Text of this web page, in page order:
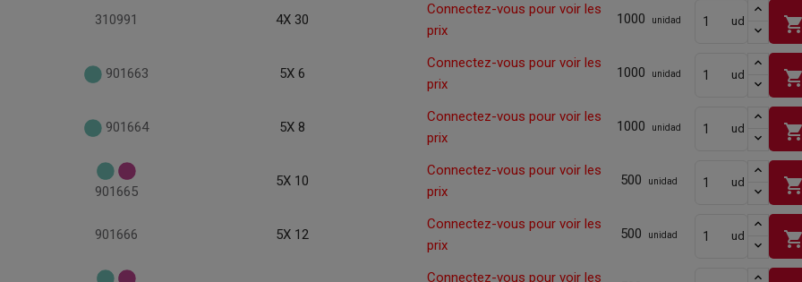
310991 4X 30
Connectez-vous pour voir les
prix
1000 unidad ud shopping_cart
901663 5X 6
Connectez-vous pour voir les
prix
1000 unidad ud shopping_cart
901664 5X 8
Connectez-vous pour voir les
prix
1000 unidad ud shopping_cart
901665
5X 10
Connectez-vous pour voir les
prix
500 unidad ud shopping_cart
901666 5X 12
Connectez-vous pour voir les
prix
500 unidad ud shopping_cart
Connectez-vous pour voir les